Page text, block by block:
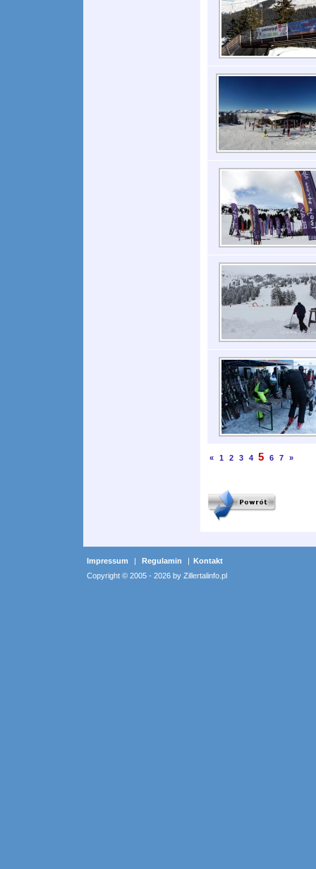
« 1 2 3 4 5 6 7 »
Impressum | Regulamin | Kontakt
Copyright © 2005 - 2026 by Zillertalinfo.pl